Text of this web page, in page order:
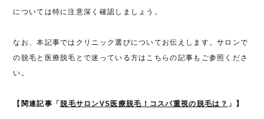
については特に注意深く確認しましょう。
なお、本記事ではクリニック選びについてお伝えします。サロンで
の脱毛と医療脱毛とで迷っている方はこちらの記事もご参照くださ
い。
【関連記事「脱毛サロンVS医療脱毛！コスパ重視の脱毛は？ 」】